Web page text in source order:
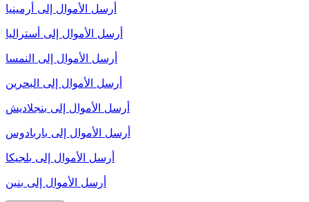
أرسل الأموال إلى أرمينيا
أرسل الأموال إلى أستراليا
أرسل الأموال إلى النمسا
أرسل الأموال إلى البحرين
أرسل الأموال إلى بنجلاديش
أرسل الأموال إلى باربادوس
أرسل الأموال إلى بلجيكا
أرسل الأموال إلى بنين